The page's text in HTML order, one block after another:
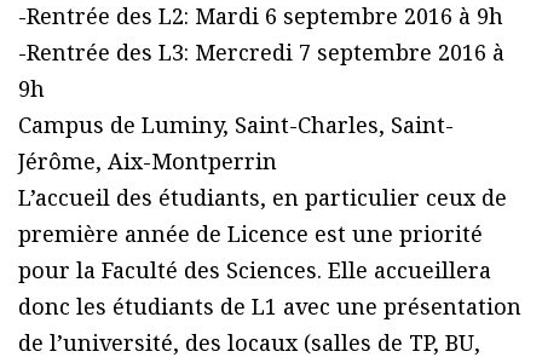
-Rentrée des L2: Mardi 6 septembre 2016 à 9h
-Rentrée des L3: Mercredi 7 septembre 2016 à
9h
Campus de Luminy, Saint-Charles, Saint-
Jérôme, Aix-Montperrin
L’accueil des étudiants, en particulier ceux de
première année de Licence est une priorité
pour la Faculté des Sciences. Elle accueillera
donc les étudiants de L1 avec une présentation
de l’université, des locaux (salles de TP, BU,